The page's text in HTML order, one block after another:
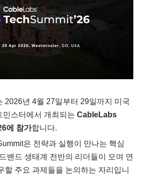
2026년 4월 27일부터 29일까지 미국
민스터에서 개최되는 CableLabs
에 참가합니다.
은 전략과 실행이 만나는 핵심
밴드 생태계 전반의 리더들이 모여 연
할 주요 과제들을 논의하는 자리입니